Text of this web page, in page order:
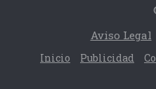
Aviso Legal
Inicio Publicidad